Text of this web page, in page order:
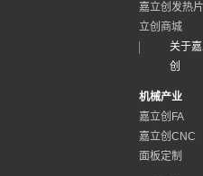
嘉立创发热片
立创商城
关于
创
机械产业
嘉立创FA
嘉立创CNC
面板定制